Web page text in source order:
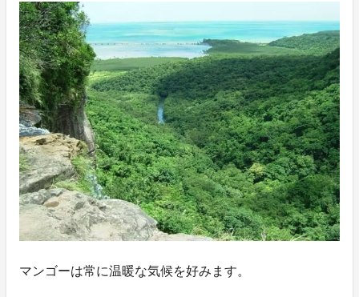
マンゴーは常に温暖な気候を好みます。